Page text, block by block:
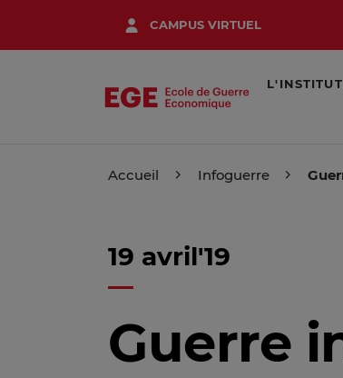
contenu
CAMPUS VIRTUEL
Accueil Infoguerre
19 avril'19
Guerre